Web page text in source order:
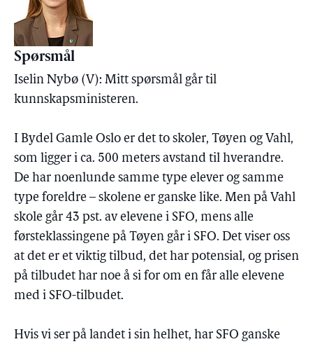
Spørsmål
Iselin Nybø (V): Mitt spørsmål går til
kunnskapsministeren.
I Bydel Gamle Oslo er det to skoler, Tøyen og Vahl,
som ligger i ca. 500 meters avstand til hverandre.
De har noenlunde samme type elever og samme
type foreldre – skolene er ganske like. Men på Vahl
skole går 43 pst. av elevene i SFO, mens alle
førsteklassingene på Tøyen går i SFO. Det viser oss
at det er et viktig tilbud, det har potensial, og prisen
på tilbudet har noe å si for om en får alle elevene
med i SFO-tilbudet.
Hvis vi ser på landet i sin helhet, har SFO ganske